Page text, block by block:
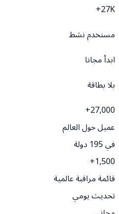
27K+
مستخدم نشط
ابدأ مجانا
بلا بطاقة
27,000
+
عميل حول العالم
في 195 دولة
1,500
+
قائمة مراقبة عالمية
تحديث يومي